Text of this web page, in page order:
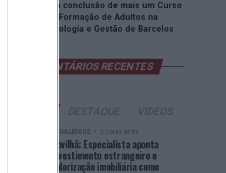
EMEC celebra a conclusão de mais um Curso
de Educação e Formação de Adultos na
Escola de Tecnologia e Gestão de Barcelos
COMENTÁRIOS RECENTES
ATUALIDADE 2 horas atrás
Covilhã: Especialista aponta
investimento estrangeiro e
valorização imobiliária como